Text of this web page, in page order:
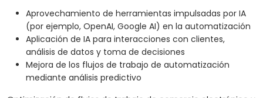
Aprovechamiento de herramientas impulsadas por IA
(por ejemplo, OpenAI, Google AI) en la automatización
Aplicación de IA para interacciones con clientes,
análisis de datos y toma de decisiones
Mejora de los flujos de trabajo de automatización
mediante análisis predictivo